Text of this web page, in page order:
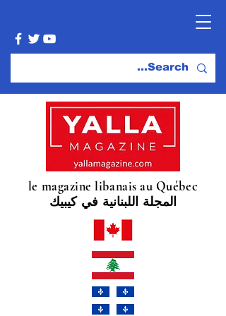
le magazine libanais au Québec
المجلة اللبنانية في كيبيك